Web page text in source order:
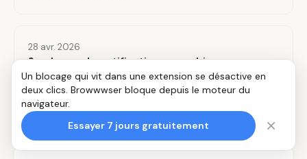
28 avr. 2026
Surcharge de notifications : combien
d'interruptions par jour
Un blocage qui vit dans une extension se désactive en
deux clics. Browwwser bloque depuis le moteur du
navigateur.
Essayer 7 jours gratuitement
×